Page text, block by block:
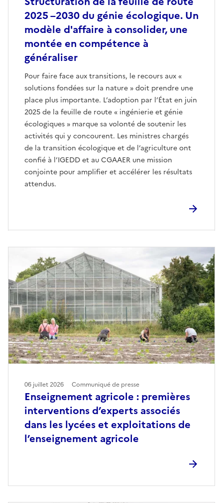
2025 –2030 du génie écologique. Un
modèle d'affaire à consolider, une
montée en compétence à
généraliser
Pour faire face aux transitions, le recours aux «
solutions fondées sur la nature » doit prendre une
place plus importante. L’adoption par l’État en juin
2025 de la feuille de route « ingénierie et génie
écologiques » marque sa volonté de soutenir les
activités qui y concourent. Les ministres chargés
de la transition écologique et de l’agriculture ont
confié à l’IGEDD et au CGAAER une mission
conjointe pour amplifier et accélérer les résultats
attendus.
Enseignement agricole : premières
interventions d’experts associés
dans les lycées et exploitations de
l’enseignement agricole
06 juillet 2026 Communiqué de presse